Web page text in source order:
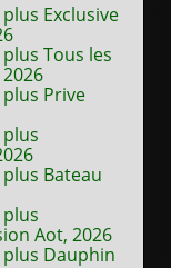
Exclusive
Tous les
Prive
Bateau
Aot, 2026
Dauphin